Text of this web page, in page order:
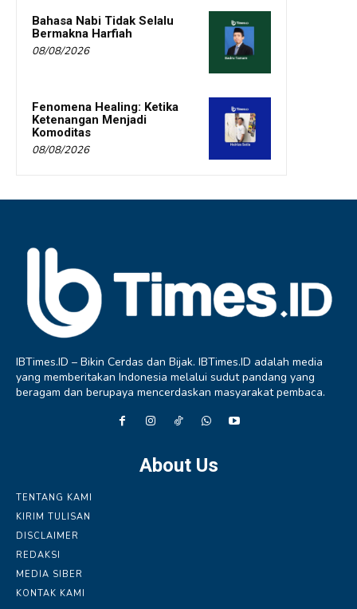
Bahasa Nabi Tidak Selalu
Bermakna Harfiah
08/08/2026
Fenomena Healing: Ketika
Ketenangan Menjadi
Komoditas
08/08/2026
IBTimes.ID – Bikin Cerdas dan Bijak. IBTimes.ID adalah media
yang memberitakan Indonesia melalui sudut pandang yang
beragam dan berupaya mencerdaskan masyarakat pembaca.
About Us
TENTANG KAMI
KIRIM TULISAN
DISCLAIMER
REDAKSI
MEDIA SIBER
KONTAK KAMI